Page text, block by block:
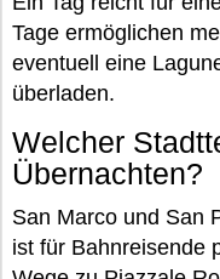
Tage ermöglichen
eventuell eine
überladen.
Welcher
Übernachten?
San Marco und San
ist für Bahnreisende